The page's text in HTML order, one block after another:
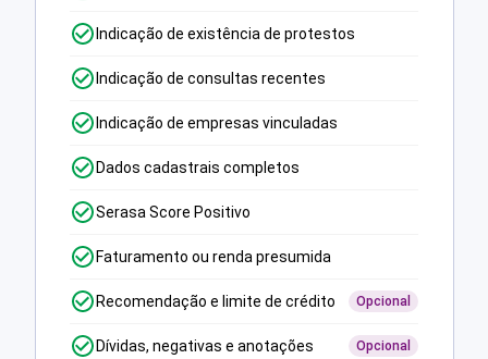
Indicação de existência de protestos
Indicação de consultas recentes
Indicação de empresas vinculadas
Dados cadastrais completos
Serasa Score Positivo
Faturamento ou renda presumida
Recomendação e limite de crédito Opcional
Dívidas, negativas e anotações Opcional